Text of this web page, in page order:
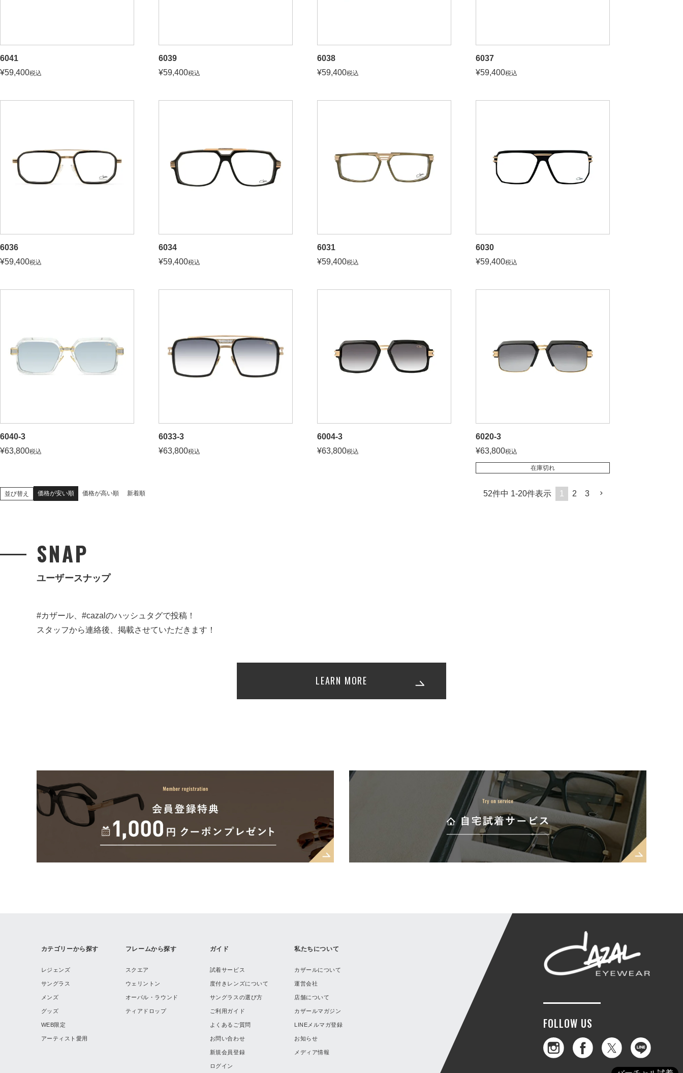
6041
¥59,400税込
6039
¥59,400税込
6038
¥59,400税込
6037
¥59,400税込
6036
¥59,400税込
6034
¥59,400税込
6031
¥59,400税込
6030
¥59,400税込
6040-3
¥63,800税込
6033-3
¥63,800税込
6004-3
¥63,800税込
6020-3
¥63,800税込
在庫切れ
並び替え 価格が安い順 価格が高い順 新着順 52件中 1-20件表示 1 2 3
SNAP
ユーザースナップ
#カザール、#cazalのハッシュタグで投稿！
スタッフから連絡後、掲載させていただきます！
LEARN MORE
カテゴリーから探す
レジェンズ
サングラス
メンズ
グッズ
WEB限定
アーティスト愛用
フレームから探す
スクエア
ウェリントン
オーバル・ラウンド
ティアドロップ
ガイド
試着サービス
度付きレンズについて
サングラスの選び方
ご利用ガイド
よくあるご質問
お問い合わせ
新規会員登録
ログイン
私たちについて
カザールについて
運営会社
店舗について
カザールマガジン
LINEメルマガ登録
お知らせ
メディア情報
FOLLOW US